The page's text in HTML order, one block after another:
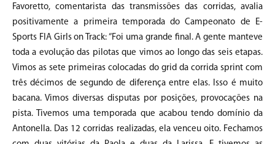
Favoretto, comentarista das transmissões das corridas, avalia
positivamente a primeira temporada do Campeonato de E-
Sports FIA Girls on Track: “Foi uma grande final. A gente manteve
toda a evolução das pilotas que vimos ao longo das seis etapas.
Vimos as sete primeiras colocadas do grid da corrida sprint com
três décimos de segundo de diferença entre elas. Isso é muito
bacana. Vimos diversas disputas por posições, provocações na
pista. Tivemos uma temporada que acabou tendo domínio da
Antonella. Das 12 corridas realizadas, ela venceu oito. Fechamos